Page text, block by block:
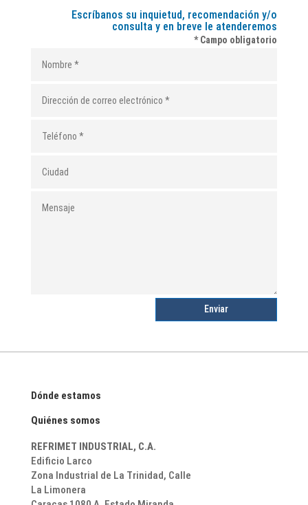
Escríbanos su inquietud, recomendación y/o
consulta y en breve le atenderemos
* Campo obligatorio
Enviar
Dónde estamos
Quiénes somos
REFRIMET INDUSTRIAL, C.A.
Edificio Larco
Zona Industrial de La Trinidad, Calle
La Limonera